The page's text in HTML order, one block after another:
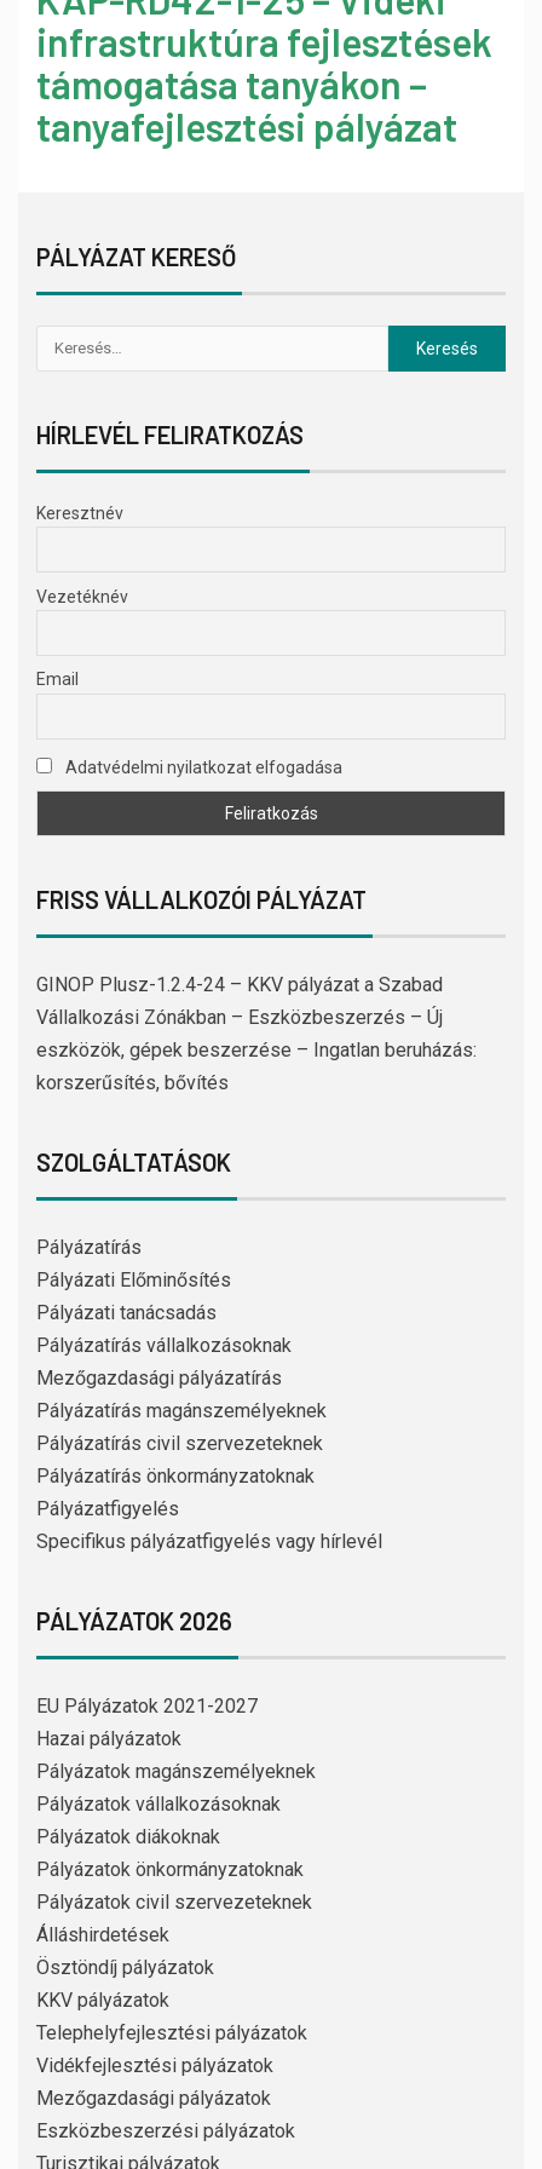
infrastruktúra fejlesztések
támogatása tanyákon –
tanyafejlesztési pályázat
PÁLYÁZAT KERESŐ
HÍRLEVÉL FELIRATKOZÁS
Keresztnév
Vezetéknév
Email
Adatvédelmi nyilatkozat elfogadása
FRISS VÁLLALKOZÓI PÁLYÁZAT
GINOP Plusz-1.2.4-24 – KKV pályázat a Szabad
Vállalkozási Zónákban – Eszközbeszerzés – Új
eszközök, gépek beszerzése – Ingatlan beruházás:
korszerűsítés, bővítés
SZOLGÁLTATÁSOK
Pályázatírás
Pályázati Előminősítés
Pályázati tanácsadás
Pályázatírás vállalkozásoknak
Mezőgazdasági pályázatírás
Pályázatírás magánszemélyeknek
Pályázatírás civil szervezeteknek
Pályázatírás önkormányzatoknak
Pályázatfigyelés
Specifikus pályázatfigyelés vagy hírlevél
PÁLYÁZATOK 2026
EU Pályázatok 2021-2027
Hazai pályázatok
Pályázatok magánszemélyeknek
Pályázatok vállalkozásoknak
Pályázatok diákoknak
Pályázatok önkormányzatoknak
Pályázatok civil szervezeteknek
Álláshirdetések
Ösztöndíj pályázatok
KKV pályázatok
Telephelyfejlesztési pályázatok
Vidékfejlesztési pályázatok
Mezőgazdasági pályázatok
Eszközbeszerzési pályázatok
Turisztikai pályázatok